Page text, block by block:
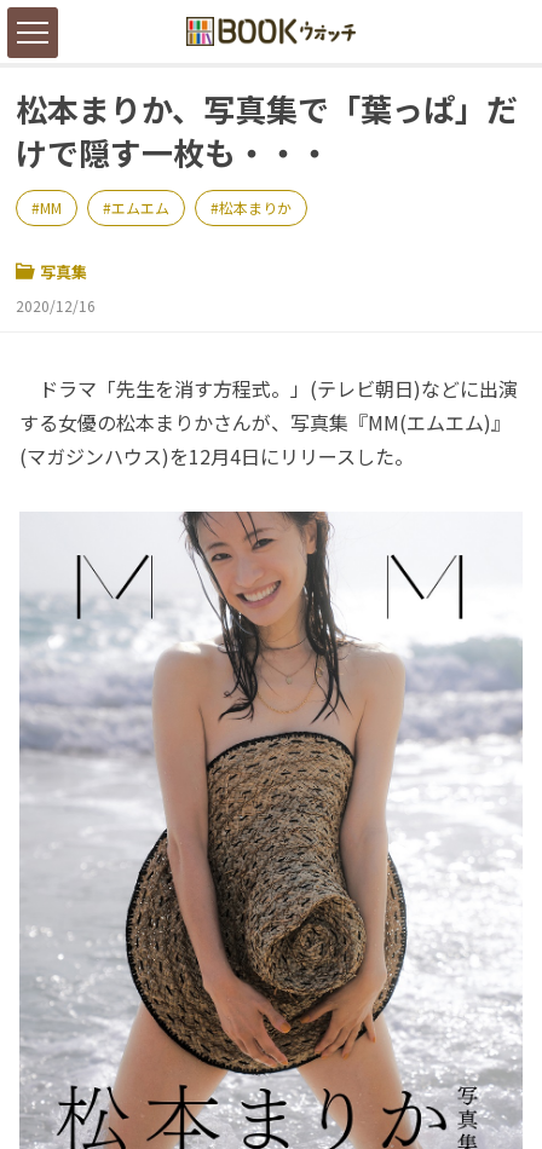
松本まりか、写真集で「葉っぱ」だ
けで隠す一枚も・・・
MM エムエム 松本まりか
写真集
2020/12/16
ドラマ「先生を消す方程式。」(テレビ朝日)などに出演
する女優の松本まりかさんが、写真集『MM(エムエム)』
(マガジンハウス)を12月4日にリリースした。